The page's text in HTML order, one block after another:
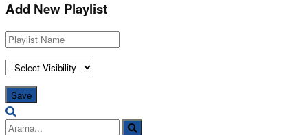
Add New Playlist